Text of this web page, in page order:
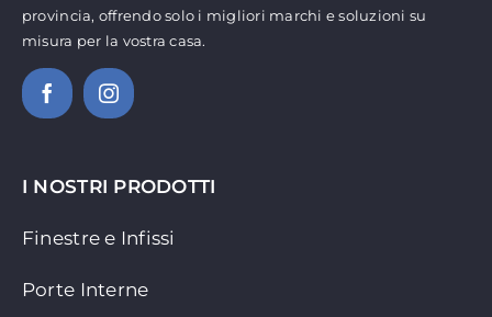
provincia, offrendo solo i migliori marchi e soluzioni su
misura per la vostra casa.
I NOSTRI PRODOTTI
Finestre e Infissi
Porte Interne